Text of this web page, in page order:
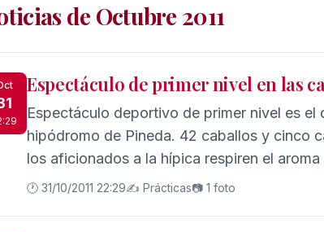
de Octubre 2011
Espectáculo de primer nivel en las
Espectáculo deportivo de primer nivel es el
hipódromo de Pineda. 42 caballos y cinco
los aficionados a la hípica respiren el
🕐 31/10/2011 22:29✍️ Prácticas📷 1 foto